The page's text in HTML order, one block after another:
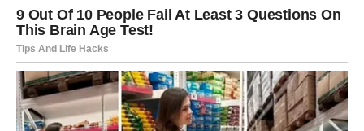
DJEVICA
Vrijeme donosi odgovore
Djevice će konačno dobiti priliku da saznaju ono što im je